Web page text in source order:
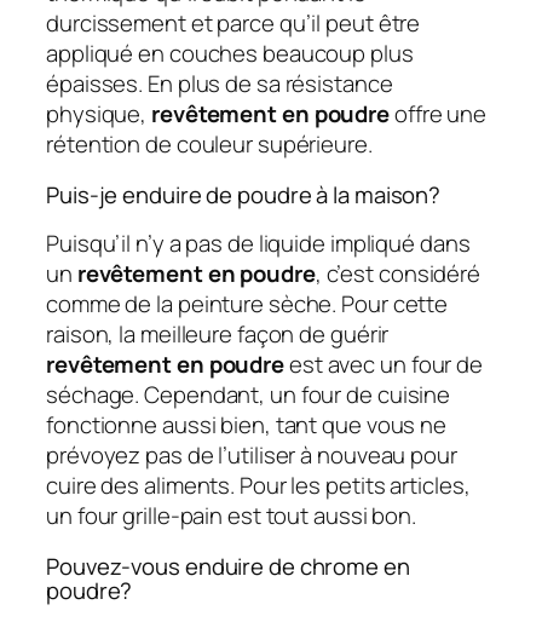
durcissement et parce qu’il peut être
appliqué en couches beaucoup plus
épaisses. En plus de sa résistance
physique, revêtement en poudreoffre une
rétention de couleur supérieure.
Puis-je enduire de poudre à la maison?
Puisqu’il n’y a pas de liquide impliqué dans
un revêtement en poudre, c’est considéré
comme de la peinture sèche. Pour cette
raison, la meilleure façon de guérir
revêtement en poudreest avec un four de
séchage. Cependant, un four de cuisine
fonctionne aussi bien, tant que vous ne
prévoyez pas de l’utiliser à nouveau pour
cuire des aliments. Pour les petits articles,
un four grille-pain est tout aussi bon.
Pouvez-vous enduire de chrome en
poudre?